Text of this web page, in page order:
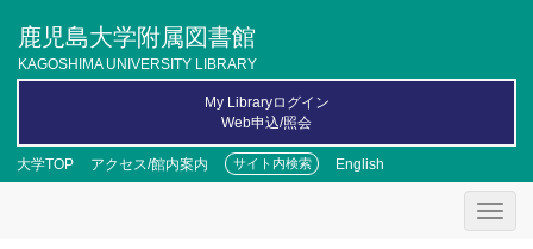
ツ
鹿児島大学附属図書館
KAGOSHIMA UNIVERSITY LIBRARY
大学TOP アクセス/館内案内 サイト内検索 English
My Libraryログイン
Web申込/照会